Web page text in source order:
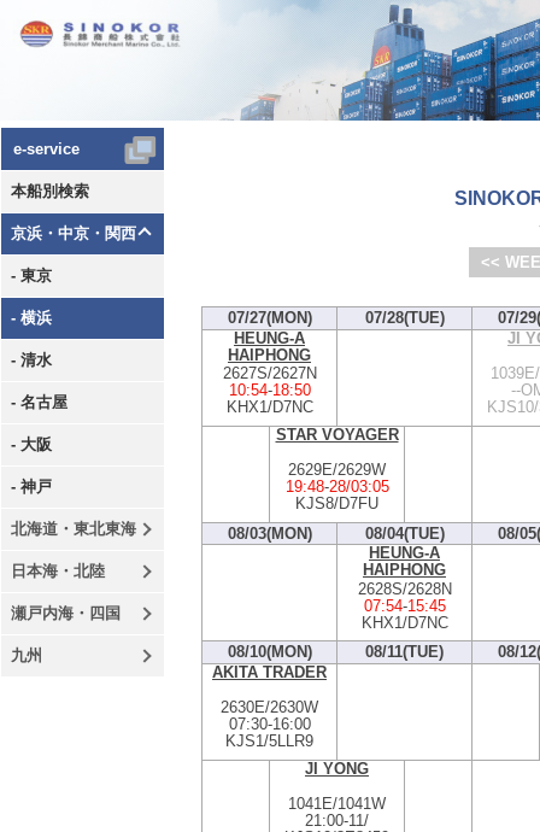
e-service
本船別検索
京浜・中京・関西
- 東京
- 横浜
- 清水
- 名古屋
- 大阪
- 神戸
北海道・東北東海
日本海・北陸
瀬戸内海・四国
九州
<<
07/27(MON) 07/28(TUE)
07/
HEUNG-A
HAIPHONG
2627S/2627N
10:54-18:50
KHX1/D7NC
JI
--
STAR VOYAGER
2629E/2629W
19:48-28/03:05
KJS8/D7FU
08/03(MON)
08/04(TUE)
08/
HEUNG-A
HAIPHONG
2628S/2628N
07:54-15:45
KHX1/D7NC
08/10(MON)
08/11(TUE)
08/
AKITA TRADER
2630E/2630W
07:30-16:00
KJS1/5LLR9
JI YONG
1041E/1041W
21:00-11/